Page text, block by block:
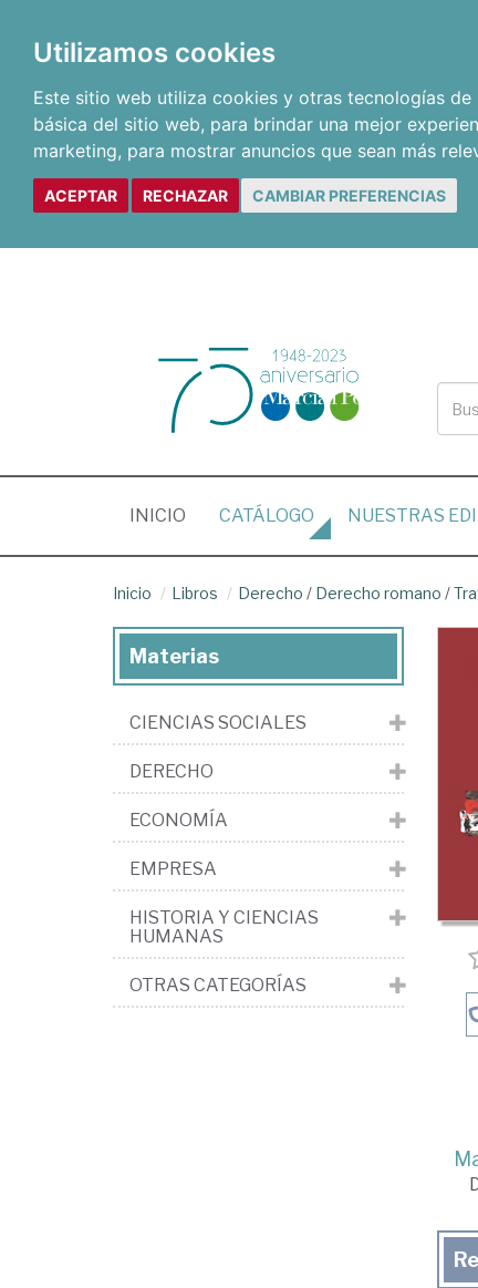
Utilizamos cookies
Este sitio web utiliza cookies y otras tecnologías
básica del sitio web, para brindar una mejor
marketing, para mostrar anuncios que sean más
ACEPTAR RECHAZAR CAMBIAR PREFERENCIAS
INICIO (CURRENT)
CATÁLOGO NUESTRAS
Inicio Libros Derecho / Derecho romano /
Materias
CIENCIAS SOCIALES
DERECHO
ECONOMÍA
EMPRESA
HISTORIA Y CIENCIAS
HUMANAS
OTRAS CATEGORÍAS